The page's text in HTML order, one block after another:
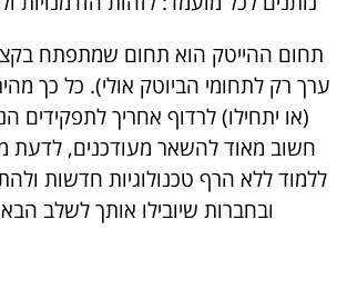
תחום ההייטק הוא תחום שמתפתח
ערך רק לתחומי הביוטק אולי). כל כך
(או יתחילו) לרדוף אחריך לתפקידים
חשוב מאוד להשאר מעודכנים, לדעת
ללמוד ללא הרף טכנולוגיות חדשות
ובחברות שיובילו אותך לשלב